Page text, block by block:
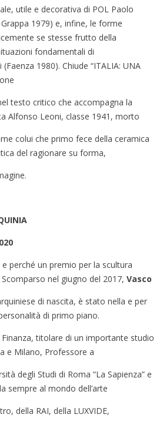
utile e decorativa di POL Paolo
1979) e, infine, le forme
se stesse frutto della
fondamentali di
1980). Chiude “ITALIA: UNA
testo critico che accompagna la
Alfonso Leoni, classe 1941, morto
colui che primo fece della ceramica
del ragionare su forma,
perché un premio per la scultura
nel giugno del 2017, Vasco
di nascita, è stato nella e per
di primo piano.
titolare di un importante studio
e Milano, Professore a
degli Studi di Roma “La Sapienza” e
sempre al mondo dell’arte
della RAI, della LUXVIDE,